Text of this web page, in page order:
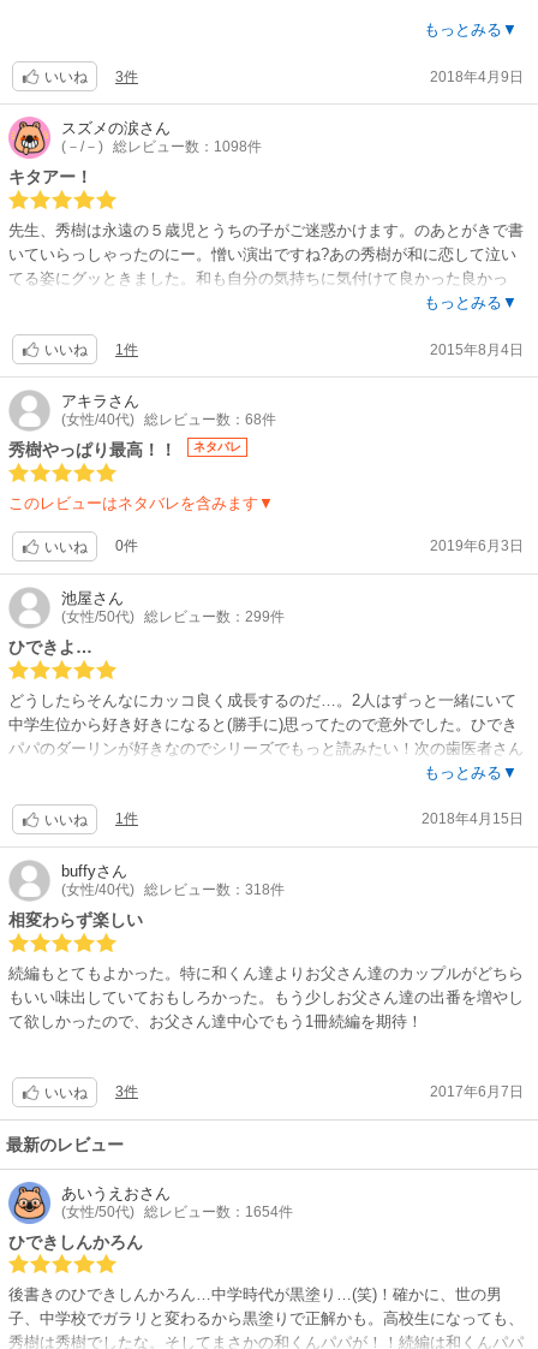
「こどものままでよかったのに。」全6話
前作「うちの子がご迷惑かけます。」を読んでこちらを読むと、あの秀樹
の成長？ぶりに感慨深い！和くんが生徒会長を務める高校にスポーツ推薦
で入学した秀樹のお話。前作の秀樹父・安城と湯浅、和くん父・水沢も登
場します。さらにパワーアップした秀樹が、大好きな和くんに制御不能に
なったり切なくなったり。和くんもいろいろ大変だなーとニヤリ。ギャグ
テイスト多めのラブコメです。前作と合わせて読むほうがさらに楽しめる
作品だと思います。★4.5
「木曜日はマンツーマンで」
「何が男をそうさせる」
組の幹部・緋山と歯科医・山吹のお話。歯医者恐怖症の緋山が通う理由
は…。
「あとがき」描き下ろし1ページ
ひできしんかろん。
もっとみる▼
いいね 3件 2018年4月9日
スズメの涙さん
(－/－) 総レビュー数：1098件
キタアー！
先生、秀樹は永遠の５歳児とうちの子がご迷惑かけます。のあとがきで書
いていらっしゃったのにー。憎い演出ですね?あの秀樹が和に恋して泣い
てる姿にグッときました。和も自分の気持ちに気付けて良かった良かっ
た?所々に散りばめられた笑いも本当に大好きです❤そして先生も30代で
話。ちょっと変態っぽい感じがなんとも言えず、とても良いです?まぁ、
好き同士ならねいいやね！
もっとみる▼
いいね 1件 2015年8月4日
アキラ さん
(女性/40代) 総レビュー数：68件
秀樹やっぱり最高！！ ネタバレ
このレビューはネタバレを含みます▼
いいね 0件 2019年6月3日
池屋さん
(女性/50代) 総レビュー数：299件
ひできよ…
どうしたらそんなにカッコ良く成長するのだ…。2人はずっと一緒にいて
中学生位から好き好きになると(勝手に)思ってたので意外でした。ひでき
パパのダーリンが好きなのでシリーズでもっと読みたい！次の歯医者さん
もっとみる▼
いいね 1件 2018年4月15日
buffyさん
(女性/40代) 総レビュー数：318件
相変わらず楽しい
続編もとてもよかった。特に和くん達よりお父さん達のカップルがどちら
もいい味出していておもしろかった。もう少しお父さん達の出番を増やし
て欲しかったので、お父さん達中心でもう1冊続編を期待！
いいね 3件 2017年6月7日
最新のレビュー
あいうえおさん
(女性/50代) 総レビュー数：1654件
ひできしんかろん
後書きのひできしんかろん…中学時代が黒塗り…(笑)！確かに、世の男
子、中学校でガラリと変わるから黒塗りで正解かも。高校生になっても、
秀樹は秀樹でしたな。そしてまさかの和くんパパが！！続編は和くんパパ